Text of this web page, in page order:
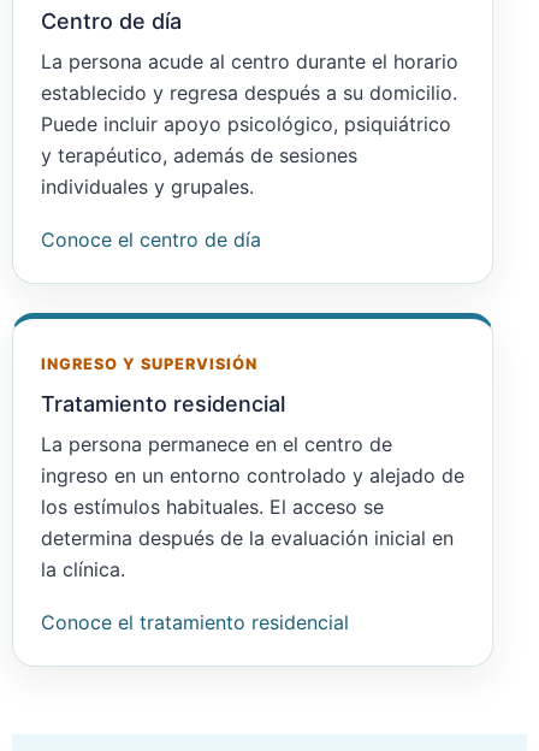
Centro de día
La persona acude al centro durante el horario
establecido y regresa después a su domicilio.
Puede incluir apoyo psicológico, psiquiátrico
y terapéutico, además de sesiones
individuales y grupales.
Conoce el centro de día
INGRESO Y SUPERVISIÓN
Tratamiento residencial
La persona permanece en el centro de
ingreso en un entorno controlado y alejado de
los estímulos habituales. El acceso se
determina después de la evaluación inicial en
la clínica.
Conoce el tratamiento residencial